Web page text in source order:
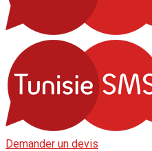
Demander un devis